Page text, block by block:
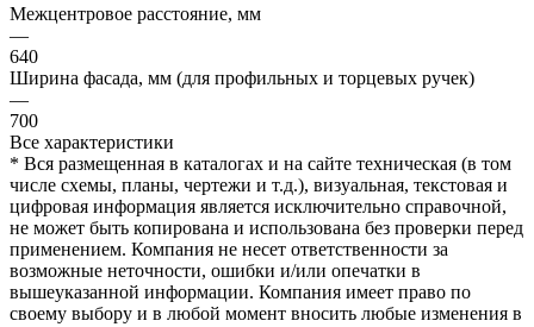
Межцентровое расстояние, мм
—
640
Ширина фасада, мм (для профильных и торцевых ручек)
—
700
Все характеристики
* Вся размещенная в каталогах и на сайте техническая (в том
числе схемы, планы, чертежи и т.д.), визуальная, текстовая и
цифровая информация является исключительно справочной,
не может быть копирована и использована без проверки перед
применением. Компания не несет ответственности за
возможные неточности, ошибки и/или опечатки в
вышеуказанной информации. Компания имеет право по
своему выбору и в любой момент вносить любые изменения в